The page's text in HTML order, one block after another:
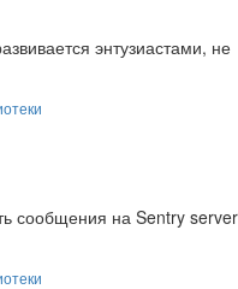
энтузиастами, не
сообщения на Sentry